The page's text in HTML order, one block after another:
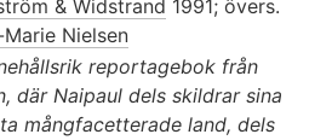
& Widstrand 1991; övers.
Marie Nielsen
reportagebok från
där Naipaul dels skildrar sina
mångfacetterade land, dels